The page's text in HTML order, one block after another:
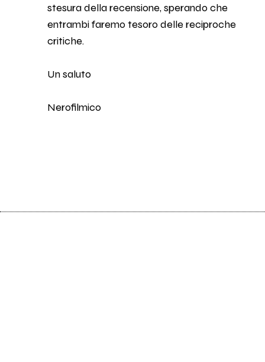
stesura della recensione, sperando che
entrambi faremo tesoro delle reciproche
critiche.
Un saluto
Nerofilmico